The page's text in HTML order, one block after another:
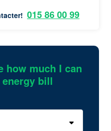
015 86 00 99
how much I can
bill